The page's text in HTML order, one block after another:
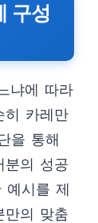
구성
냐에 따라
히 카레만
을 통해
분의 성공
예시를 제
만의 맞춤